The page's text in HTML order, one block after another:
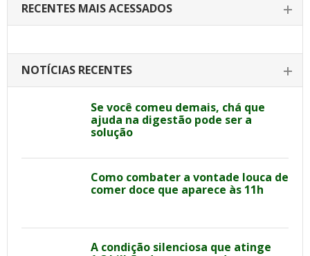
RECENTES MAIS ACESSADOS
NOTÍCIAS RECENTES
Se você comeu demais, chá que
ajuda na digestão pode ser a
solução
Como combater a vontade louca de
comer doce que aparece às 11h
A condição silenciosa que atinge